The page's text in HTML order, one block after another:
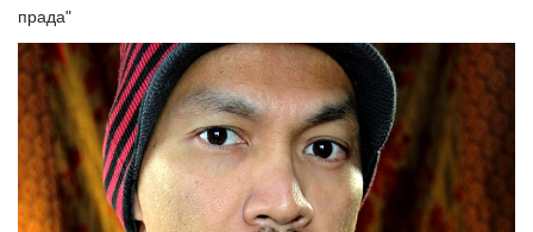
прада"